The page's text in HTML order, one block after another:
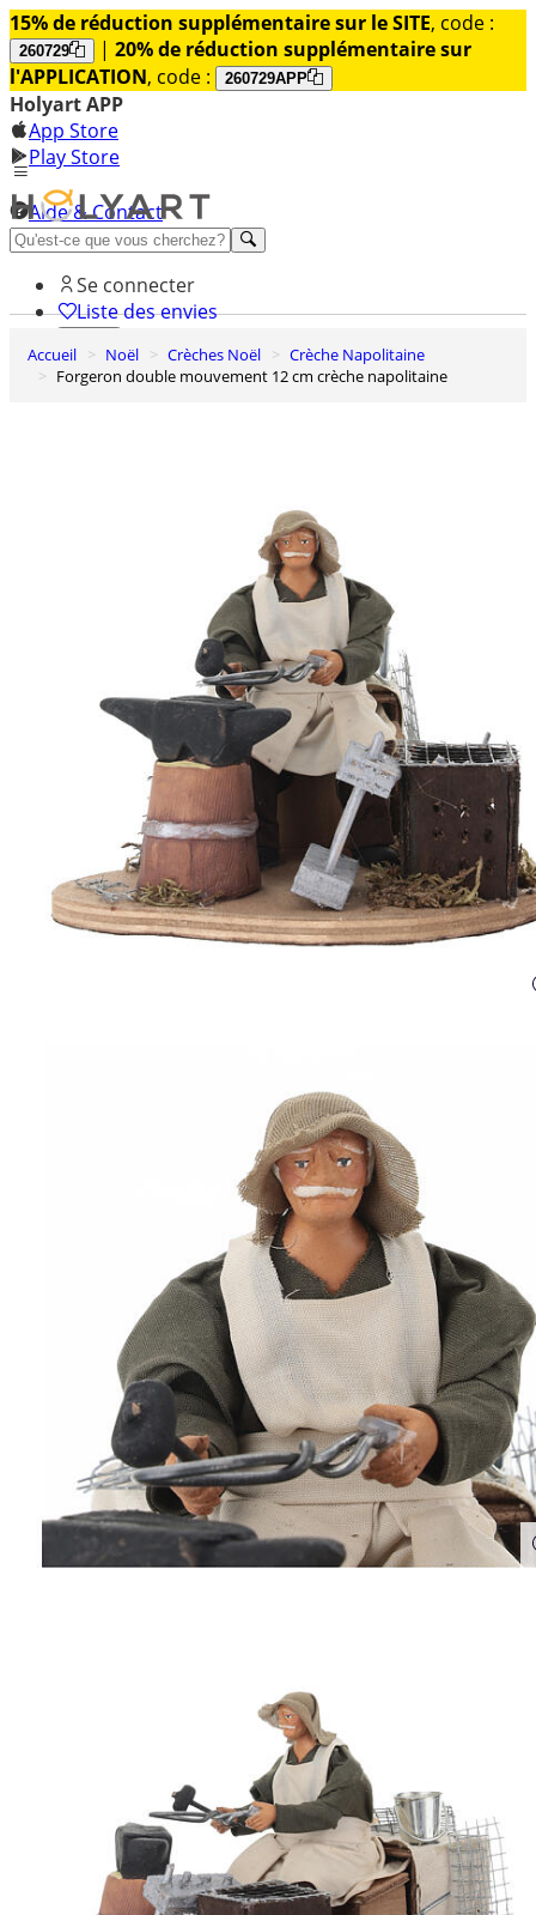
15% de réduction supplémentaire sur le SITE, code :
260729 | 20% de réduction supplémentaire sur
l'APPLICATION, code : 260729APP
Holyart APP
App Store
Play Store
Aide & Contact
Découvrez Premium
Se connecter
Liste des envies
0
Panier
Accueil Noël Crèches Noël
Crèche Napolitaine
Forgeron double mouvement 12 cm crèche napolitaine